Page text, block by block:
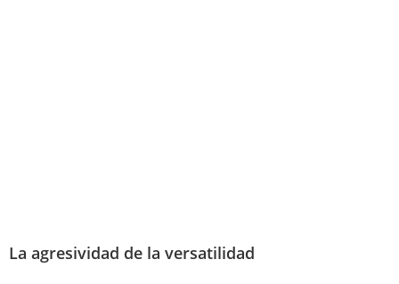
La agresividad de la versatilidad